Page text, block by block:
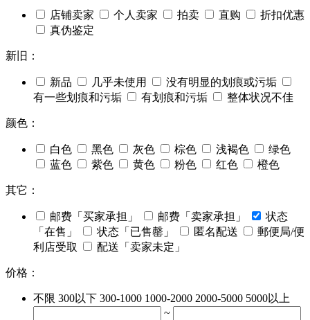
店铺卖家 个人卖家 拍卖 直购
折扣优惠
真伪鉴定
新旧：
新品 几乎未使用
没有明显的划痕或污垢
有一些划痕和污垢
有划痕和污垢 整体状况不佳
颜色：
白色 黑色 灰色 棕色 浅褐色
绿色
蓝色
紫色 黄色 粉色 红色 橙色
其它：
邮费「买家承担」 邮费「卖家承担」
状态
「在售」
状态「已售罄」 匿名配送
郵便局/便
利店受取
配送「卖家未定」
价格：
不限 300以下 300-1000 1000-2000 2000-5000 5000以上
~